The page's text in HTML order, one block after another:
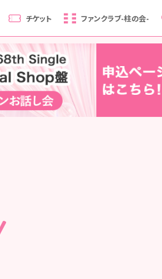
チケット ファンクラブ-柱の会-